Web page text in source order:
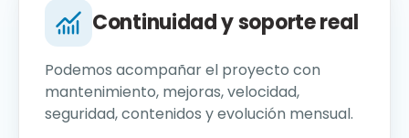
Continuidad y soporte real
Podemos acompañar el proyecto con
mantenimiento, mejoras, velocidad,
seguridad, contenidos y evolución mensual.